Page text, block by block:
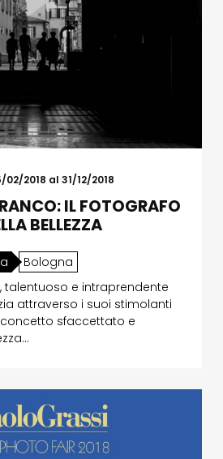
02/2018 al 31/12/2018
IL FOTOGRAFO
BELLEZZA
Bologna
talentuoso e intraprendente
attraverso i suoi stimolanti
sfaccettato e